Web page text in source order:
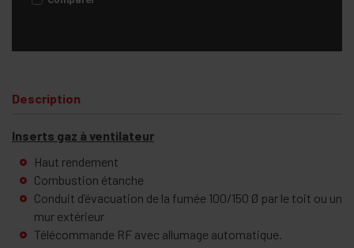
Description
Inserts gaz à ventilateur
Haut rendement
Combustion étanche
Conduit d’évacuation de la fumée 100/150 Ø par le toit ou un
mur extérieur
Télécommande RF avec allumage automatique.